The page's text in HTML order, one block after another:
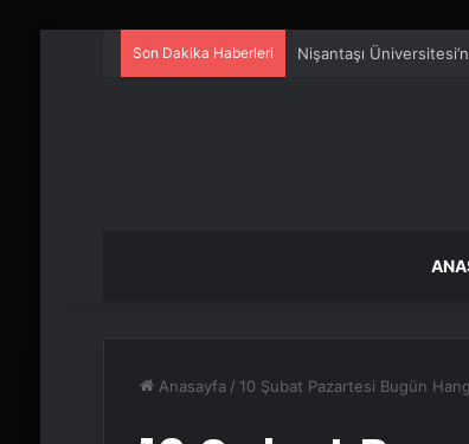
Son Dakika Haberleri Petmona : Kedi
Anasayfa / 10 Şubat Pazartesi Bugün